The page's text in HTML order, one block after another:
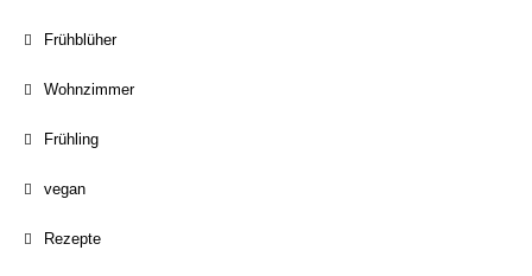
Frühblüher
Wohnzimmer
Frühling
vegan
Rezepte